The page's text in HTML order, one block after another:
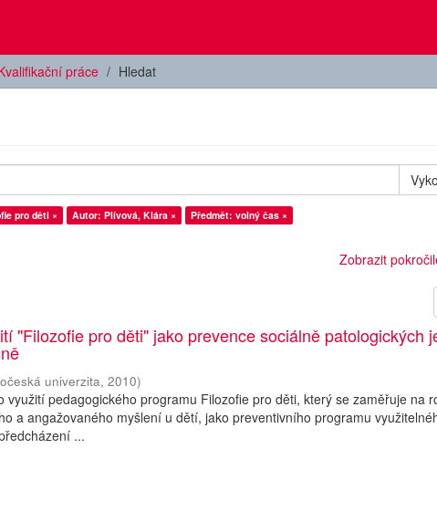
práce Hledat
pro děti × Autor: Plívová, Klára ×
Předmět: volný čas ×
Zobrazit
"Filozofie pro děti" jako prevence sociálně patologických
univerzita,2010)
využití pedagogického programu Filozofie pro děti, který se zaměřuje na
a angažovaného myšlení u dětí, jako preventivního programu
...